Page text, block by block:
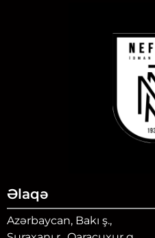
Əlaqə
Azərbaycan, Bakı ş.,